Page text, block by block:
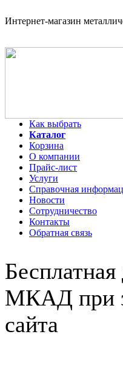
Интернет-магазин
Как выбрать
Каталог
Корзина
О компании
Прайс-лист
Услуги
Справочная
Новости
Сотрудничество
Контакты
Обратная связь
МКАД при
сайта